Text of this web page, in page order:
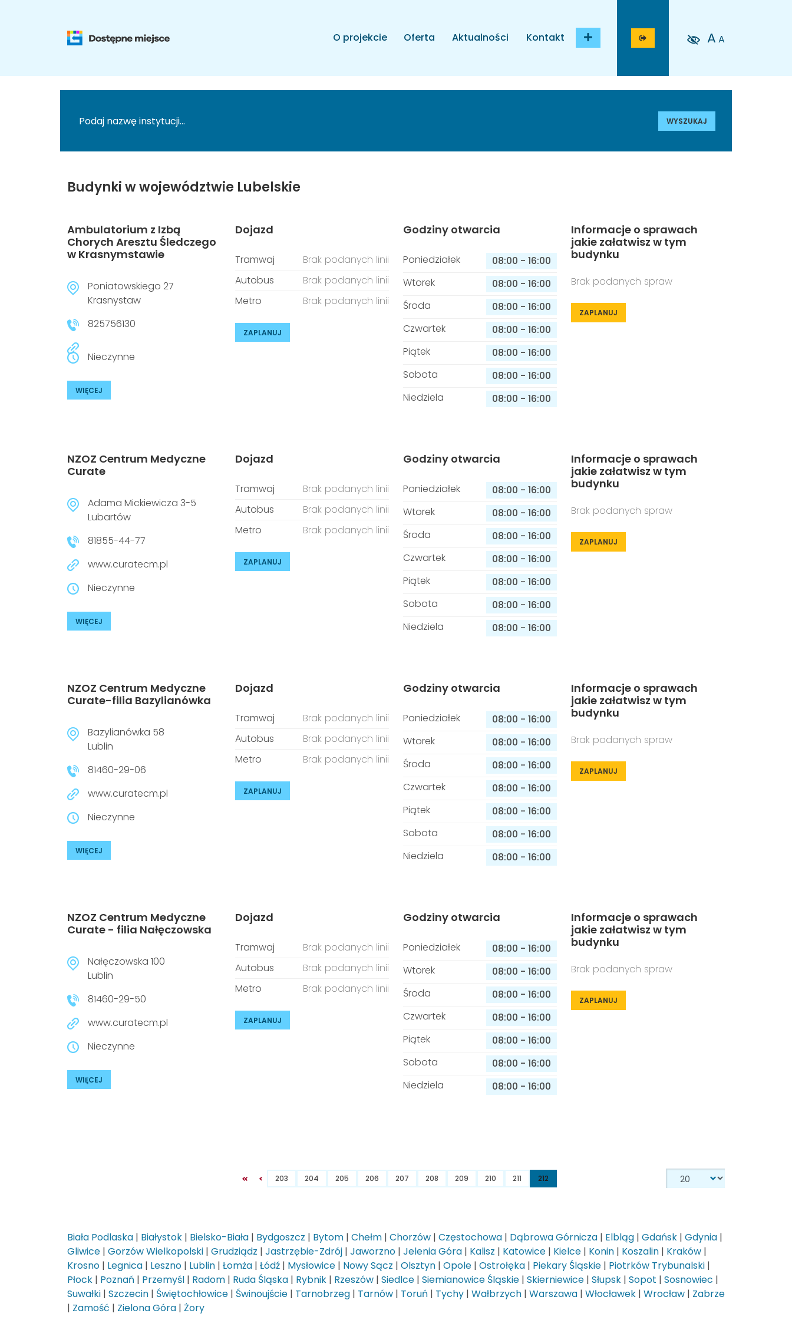
O projekcie Oferta Aktualności Kontakt A A
WYSZUKAJ
Budynki w województwie Lubelskie
Ambulatorium z Izbą
Chorych Aresztu Śledczego
w Krasnymstawie
Poniatowskiego 27
Krasnystaw
825756130
Nieczynne
WIĘCEJ
Dojazd
Tramwaj
Brak podanych linii
Autobus
Brak podanych linii
Metro
Brak podanych linii
ZAPLANUJ
Godziny otwarcia
Poniedziałek 08:00 - 16:00
Wtorek
08:00 - 16:00
Środa
08:00 - 16:00
Czwartek
08:00 - 16:00
Piątek
08:00 - 16:00
Sobota
08:00 - 16:00
Niedziela
08:00 - 16:00
Informacje o sprawach
jakie załatwisz w tym
budynku
Brak podanych spraw
ZAPLANUJ
NZOZ Centrum Medyczne
Curate
Adama Mickiewicza 3-5
Lubartów
81855-44-77
www.curatecm.pl
Nieczynne
WIĘCEJ
Dojazd
Tramwaj
Brak podanych linii
Autobus
Brak podanych linii
Metro
Brak podanych linii
ZAPLANUJ
Godziny otwarcia
Poniedziałek 08:00 - 16:00
Wtorek
08:00 - 16:00
Środa
08:00 - 16:00
Czwartek
08:00 - 16:00
Piątek
08:00 - 16:00
Sobota
08:00 - 16:00
Niedziela
08:00 - 16:00
Informacje o sprawach
jakie załatwisz w tym
budynku
Brak podanych spraw
ZAPLANUJ
NZOZ Centrum Medyczne
Curate-filia Bazylianówka
Bazylianówka 58
Lublin
81460-29-06
www.curatecm.pl
Nieczynne
WIĘCEJ
Dojazd
Tramwaj
Brak podanych linii
Autobus
Brak podanych linii
Metro
Brak podanych linii
ZAPLANUJ
Godziny otwarcia
Poniedziałek 08:00 - 16:00
Wtorek
08:00 - 16:00
Środa
08:00 - 16:00
Czwartek
08:00 - 16:00
Piątek
08:00 - 16:00
Sobota
08:00 - 16:00
Niedziela
08:00 - 16:00
Informacje o sprawach
jakie załatwisz w tym
budynku
Brak podanych spraw
ZAPLANUJ
NZOZ Centrum Medyczne
Curate - filia Nałęczowska
Nałęczowska 100
Lublin
81460-29-50
www.curatecm.pl
Nieczynne
WIĘCEJ
Dojazd
Tramwaj
Brak podanych linii
Autobus
Brak podanych linii
Metro
Brak podanych linii
ZAPLANUJ
Godziny otwarcia
Poniedziałek 08:00 - 16:00
Wtorek
08:00 - 16:00
Środa
08:00 - 16:00
Czwartek
08:00 - 16:00
Piątek
08:00 - 16:00
Sobota
08:00 - 16:00
Niedziela
08:00 - 16:00
Informacje o sprawach
jakie załatwisz w tym
budynku
Brak podanych spraw
ZAPLANUJ
203 204 205 206 207 208 209 210 211 212
Biała Podlaska | Białystok | Bielsko-Biała | Bydgoszcz | Bytom | Chełm | Chorzów | Częstochowa | Dąbrowa Górnicza | Elbląg | Gdańsk | Gdynia |
Gliwice | Gorzów Wielkopolski | Grudziądz | Jastrzębie-Zdrój | Jaworzno | Jelenia Góra | Kalisz | Katowice | Kielce | Konin | Koszalin | Kraków |
Krosno | Legnica | Leszno | Lublin | Łomża | Łódź | Mysłowice | Nowy Sącz | Olsztyn | Opole | Ostrołęka | Piekary Śląskie | Piotrków Trybunalski |
Płock | Poznań | Przemyśl | Radom | Ruda Śląska | Rybnik | Rzeszów | Siedlce | Siemianowice Śląskie | Skierniewice | Słupsk | Sopot | Sosnowiec |
Suwałki | Szczecin | Świętochłowice | Świnoujście | Tarnobrzeg | Tarnów | Toruń | Tychy | Wałbrzych | Warszawa | Włocławek | Wrocław | Zabrze
| Zamość | Zielona Góra | Żory